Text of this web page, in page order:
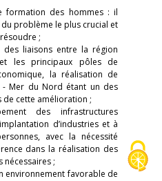
formation des hommes : il
du problème le plus crucial et
;
liaisons entre la région
et les principaux pôles de
la réalisation de
- Mer du Nord étant un des
de cette amélioration ;
des infrastructures
d’industries et à
avec la nécessité
dans la réalisation des
nécessaires ;
environnement favorable de